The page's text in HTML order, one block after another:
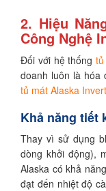
2. Hiệu
Công Nghệ
Đối với hệ thống
doanh luôn là hóa
tủ mát Alaska
Khả năng tiết
Thay vì sử dụng
dòng khởi động),
Alaska có khả
đạt đến nhiệt độ